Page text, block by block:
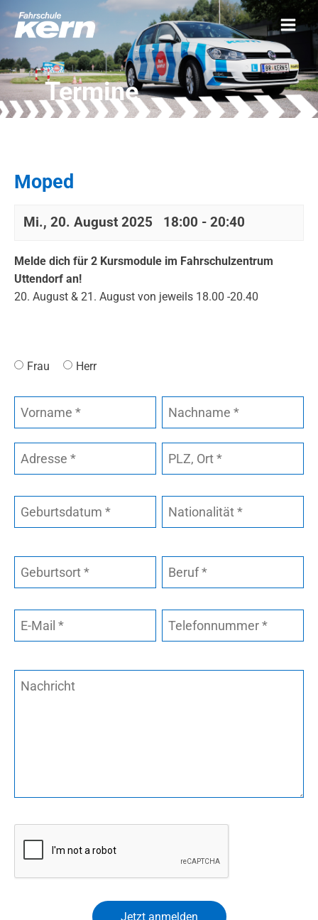
Termine
Moped
Mi., 20. August 2025 18:00 - 20:40
Melde dich für 2 Kursmodule im Fahrschulzentrum
Uttendorf an!
20. August & 21. August von jeweils 18.00 -20.40
Frau Herr